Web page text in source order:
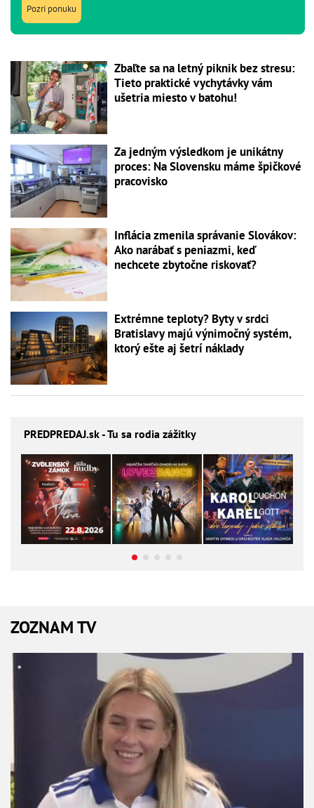
Pozri ponuku
Zbaľte sa na letný piknik bez stresu:
Tieto praktické vychytávky vám
ušetria miesto v batohu!
Za jedným výsledkom je unikátny
proces: Na Slovensku máme špičkové
pracovisko
Inflácia zmenila správanie Slovákov:
Ako narábať s peniazmi, keď
nechcete zbytočne riskovať?
Extrémne teploty? Byty v srdci
Bratislavy majú výnimočný systém,
ktorý ešte aj šetrí náklady
PREDPREDAJ.sk - Tu sa rodia zážitky
ZOZNAM TV